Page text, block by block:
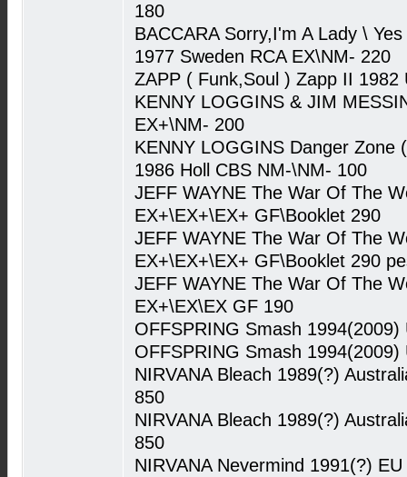
180
BACCARA Sorry,I'm A Lady \
1977 Sweden RCA EX\NM- 220
ZAPP ( Funk,Soul ) Zapp II 1982
KENNY LOGGINS & JIM
EX+\NM- 200
KENNY LOGGINS Danger Zone
1986 Holl CBS NM-\NM- 100
JEFF WAYNE The War Of The
EX+\EX+\EX+ GF\Booklet 290
JEFF WAYNE The War Of The
EX+\EX+\EX+ GF\Booklet 290
JEFF WAYNE The War Of The
EX+\EX\EX GF 190
OFFSPRING Smash
OFFSPRING Smash
NIRVANA Bleach 1989(?)
850
NIRVANA Bleach 1989(?)
850
NIRVANA Nevermind 1991(?)